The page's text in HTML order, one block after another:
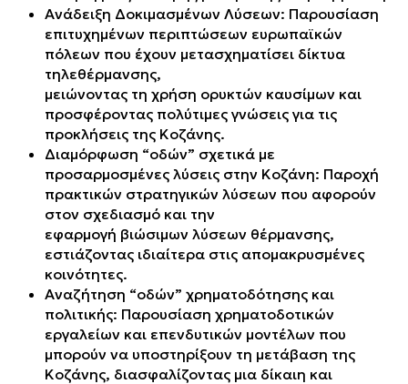
Ανάδειξη Δοκιμασμένων Λύσεων: Παρουσίαση
επιτυχημένων περιπτώσεων ευρωπαϊκών
πόλεων που έχουν μετασχηματίσει δίκτυα
τηλεθέρμανσης,
μειώνοντας τη χρήση ορυκτών καυσίμων και
προσφέροντας πολύτιμες γνώσεις για τις
προκλήσεις της Κοζάνης.
Διαμόρφωση “οδών” σχετικά με
προσαρμοσμένες λύσεις στην Κοζάνη: Παροχή
πρακτικών στρατηγικών λύσεων που αφορούν
στον σχεδιασμό και την
εφαρμογή βιώσιμων λύσεων θέρμανσης,
εστιάζοντας ιδιαίτερα στις απομακρυσμένες
κοινότητες.
Αναζήτηση “οδών” χρηματοδότησης και
πολιτικής: Παρουσίαση χρηματοδοτικών
εργαλείων και επενδυτικών μοντέλων που
μπορούν να υποστηρίξουν τη μετάβαση της
Κοζάνης, διασφαλίζοντας μια δίκαιη και